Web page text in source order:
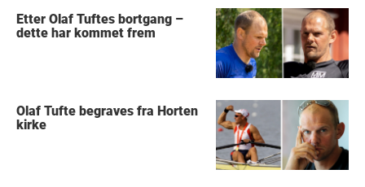
Etter Olaf Tuftes bortgang –
dette har kommet frem
Olaf Tufte begraves fra Horten
kirke